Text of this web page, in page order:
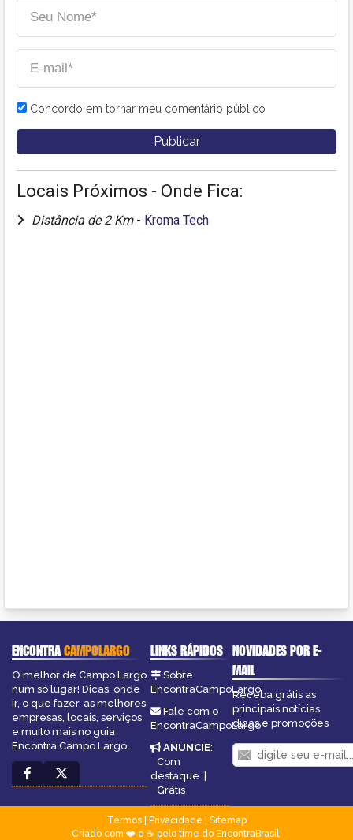
Concordo em tornar meu comentário público
Locais Próximos - Onde Fica:
Distância de 2 Km - Kroma Tech
ENCONTRACAMPOLARGO
O melhor de Campo Largo
num só lugar! Dicas, onde
ir, o que fazer, as melhores
empresas, locais, serviços
e muito mais no guia
Encontra Campo Largo.
LINKS RÁPIDOS
Sobre
EncontraCampoLargo
Fale com o
EncontraCampoLargo
ANUNCIE:
Com
destaque |
Grátis
NOVIDADES POR E-
MAIL
Receba grátis as
principais notícias,
dicas e promoções
Termos| Privacidade
Sitemap
Criado com ❤️ e ☕ pelo time do EncontraBrasil